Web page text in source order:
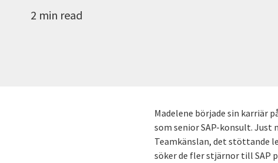
2 min read
Madelene började sin karriär
som senior SAP-konsult. Just
Teamkänslan, det stöttande
söker de fler stjärnor till SAP